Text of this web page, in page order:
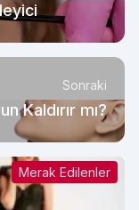
Sonraki
Kaldırır mı?
Merak Edilenler